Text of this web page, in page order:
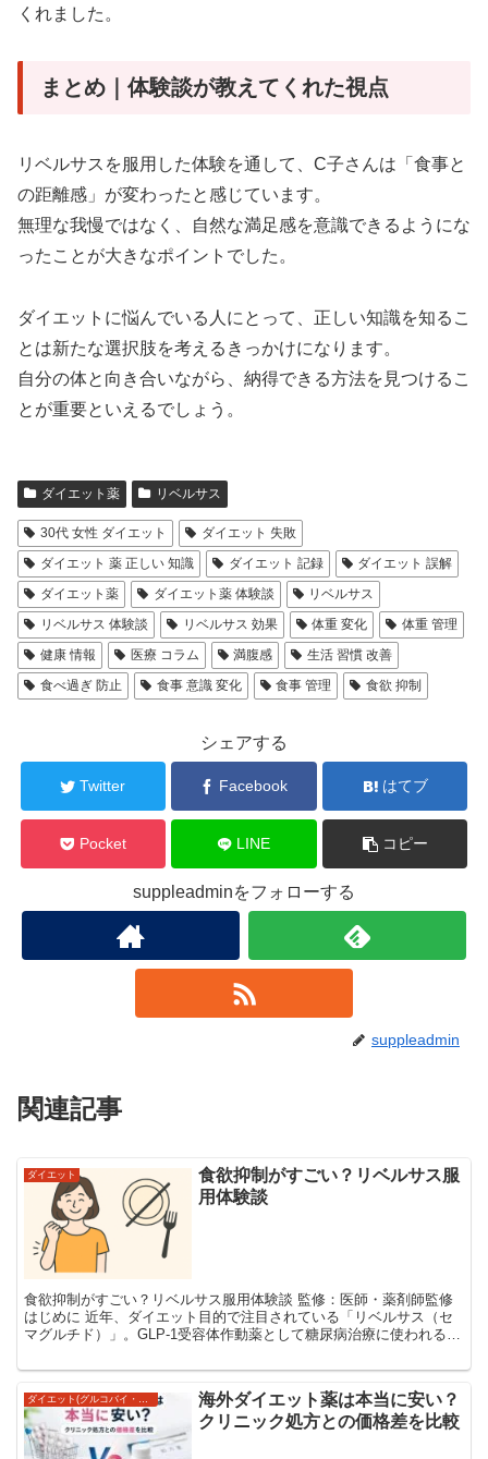
くれました。
まとめ｜体験談が教えてくれた視点
リベルサスを服用した体験を通して、C子さんは「食事と
の距離感」が変わったと感じています。
無理な我慢ではなく、自然な満足感を意識できるようにな
ったことが大きなポイントでした。
ダイエットに悩んでいる人にとって、正しい知識を知るこ
とは新たな選択肢を考えるきっかけになります。
自分の体と向き合いながら、納得できる方法を見つけるこ
とが重要といえるでしょう。
ダイエット薬 リベルサス
30代 女性 ダイエット
ダイエット 失敗
ダイエット 薬 正しい 知識
ダイエット 記録
ダイエット 誤解
ダイエット薬
ダイエット薬 体験談
リベルサス
リベルサス 体験談
リベルサス 効果 体重 変化
体重 管理
健康 情報
医療 コラム 満腹感
生活 習慣 改善
食べ過ぎ 防止
食事 意識 変化 食事 管理 食欲 抑制
シェアする
Twitter Facebook はてブ
Pocket LINE コピー
suppleadminをフォローする
suppleadmin
関連記事
ダイエット
食欲抑制がすごい？リベルサス服
用体験談
食欲抑制がすごい？リベルサス服用体験談 監修：医師・薬剤師監修
はじめに 近年、ダイエット目的で注目されている「リベルサス（セ
マグルチド）」。GLP-1受容体作動薬として糖尿病治療に使われる薬
ダイエット(グルコバイ・スリメックス・シブトラミン)
海外ダイエット薬は本当に安い？
クリニック処方との価格差を比較